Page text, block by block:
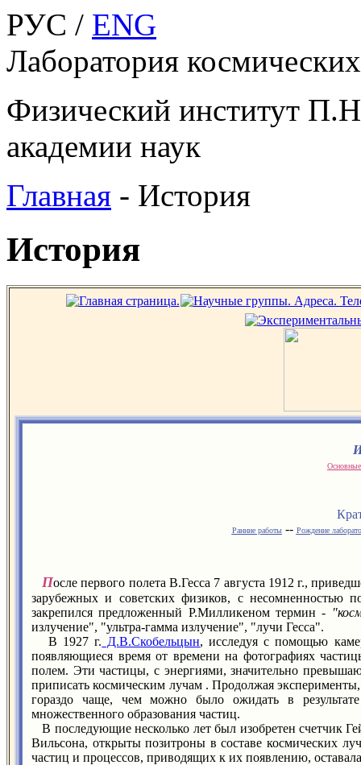
РУС / ENG
Лаборатория
Физический институт
академии наук
Главная - История
История
Ранние работы-- Рождение
После первого полета В.Гесса 7 августа 1912 г.,
зарубежных и советских физиков, с несомненностью
закрепился предложенный Р.Милликеном термин -
излучение", "ультра-гамма излучение", "лучи Гесса".
В 1927 г. Д.В.Скобельцын, исследуя с помощью
появляющиеся время от времени на фотографиях
полем. Эти частицы, с энергиями, значительно
приписать космическим лучам . Продолжая
гораздо чаще, чем можно было ожидать в
множественного образования частиц.
В последующие несколько лет был изобретен счетчик
Вильсона, открыты позитроны в составе космических
частиц и процессов, приводящих к их появлению,